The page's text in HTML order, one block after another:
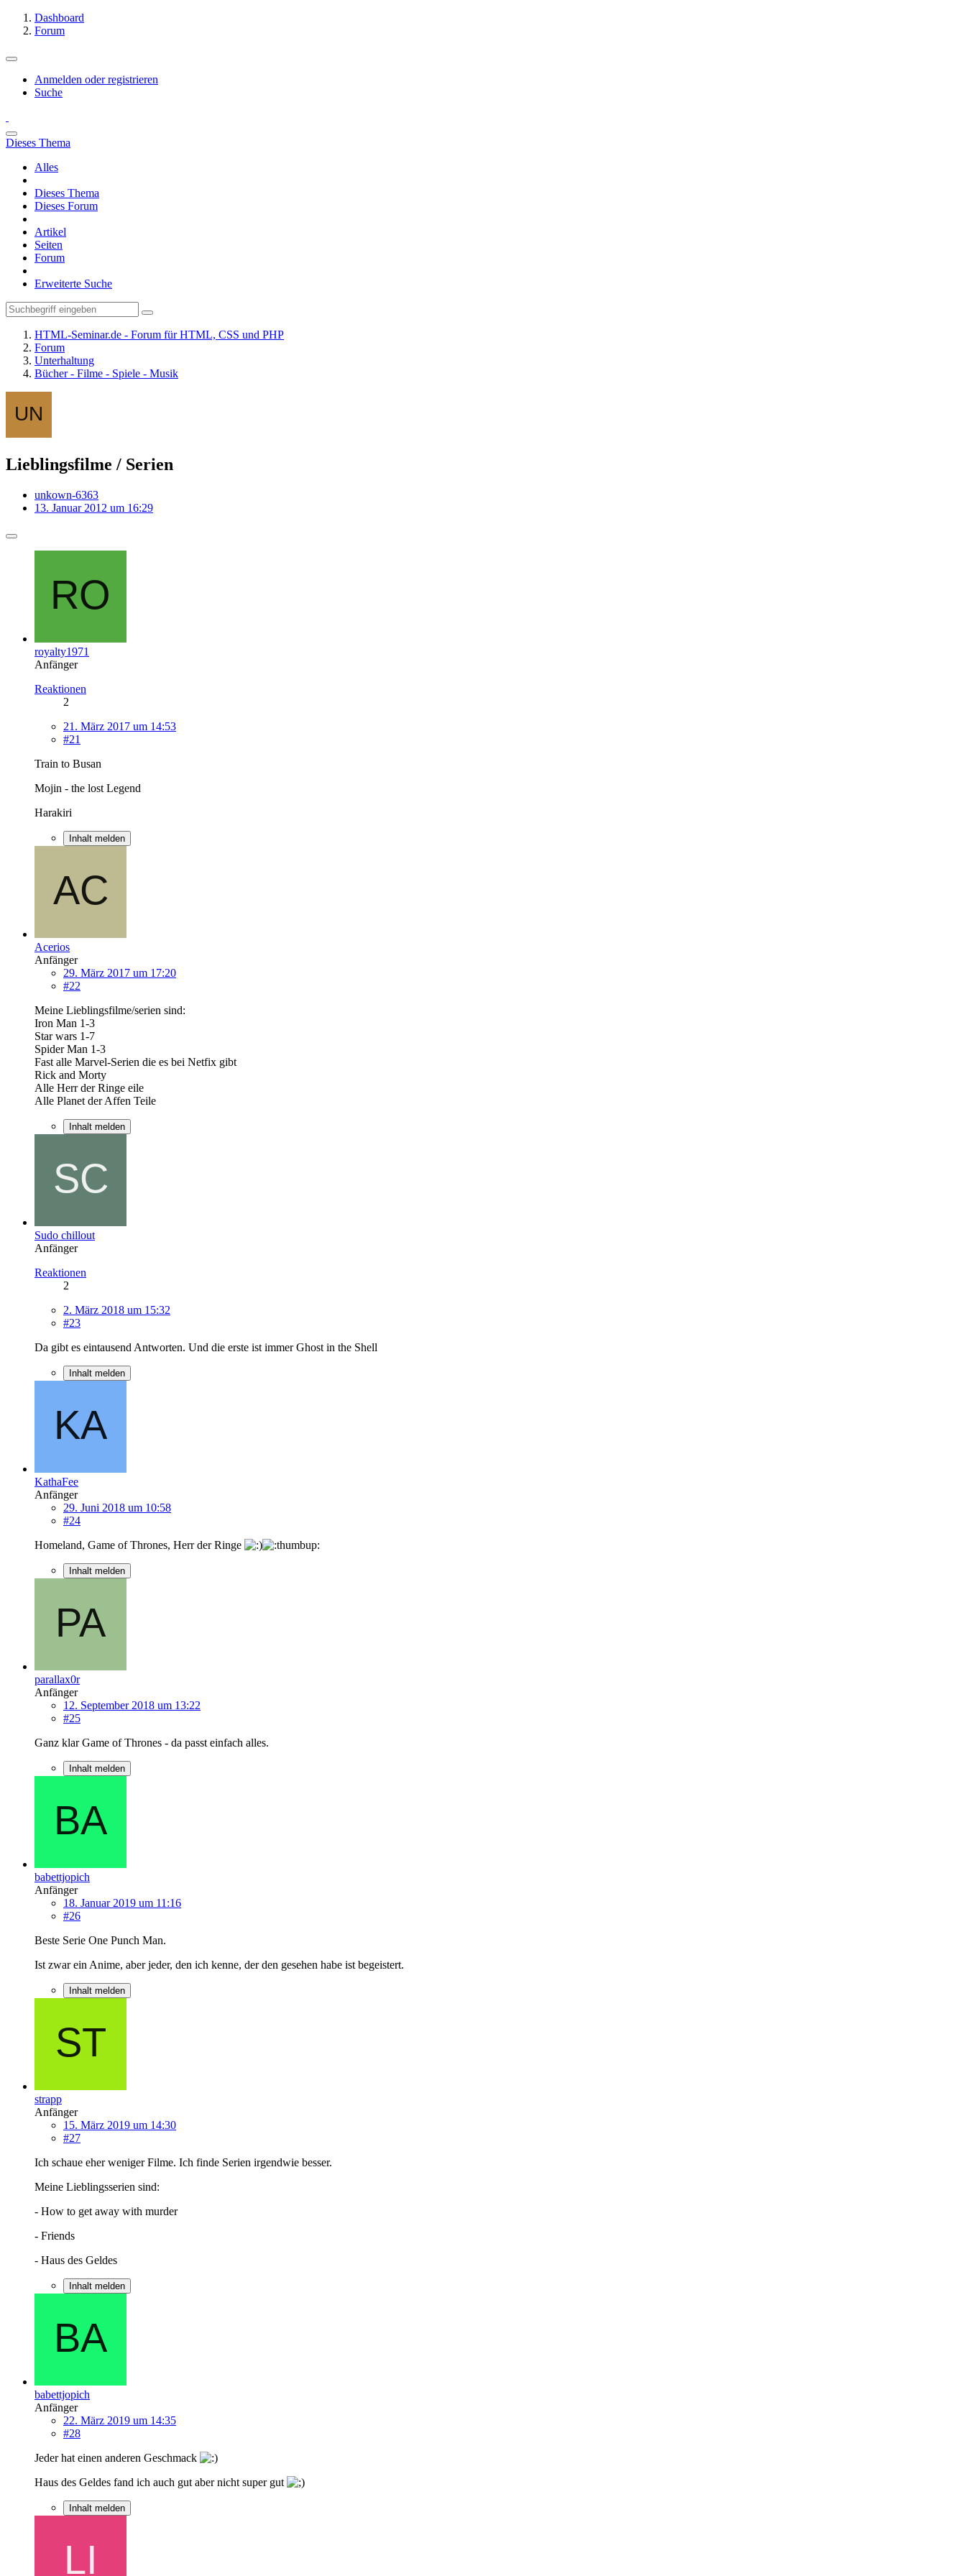
Dashboard
Forum
Anmelden oder registrieren
Suche
Dieses Thema
Alles
Dieses Thema
Dieses Forum
Artikel
Seiten
Forum
Erweiterte Suche
HTML-Seminar.de - Forum für HTML, CSS und PHP
Forum
Unterhaltung
Bücher - Filme - Spiele - Musik
Lieblingsfilme / Serien
unkown-6363
13. Januar 2012 um 16:29
royalty1971
Anfänger
Reaktionen
2
21. März 2017 um 14:53
#21
Train to Busan
Mojin - the lost Legend
Harakiri
Inhalt melden
Acerios
Anfänger
29. März 2017 um 17:20
#22
Meine Lieblingsfilme/serien sind:
Iron Man 1-3
Star wars 1-7
Spider Man 1-3
Fast alle Marvel-Serien die es bei Netfix gibt
Rick and Morty
Alle Herr der Ringe eile
Alle Planet der Affen Teile
Inhalt melden
Sudo chillout
Anfänger
Reaktionen
2
2. März 2018 um 15:32
#23
Da gibt es eintausend Antworten. Und die erste ist immer Ghost in the Shell
Inhalt melden
KathaFee
Anfänger
29. Juni 2018 um 10:58
#24
Homeland, Game of Thrones, Herr der Ringe
Inhalt melden
parallax0r
Anfänger
12. September 2018 um 13:22
#25
Ganz klar Game of Thrones - da passt einfach alles.
Inhalt melden
babettjopich
Anfänger
18. Januar 2019 um 11:16
#26
Beste Serie One Punch Man.
Ist zwar ein Anime, aber jeder, den ich kenne, der den gesehen habe ist begeistert.
Inhalt melden
strapp
Anfänger
15. März 2019 um 14:30
#27
Ich schaue eher weniger Filme. Ich finde Serien irgendwie besser.
Meine Lieblingsserien sind:
- How to get away with murder
- Friends
- Haus des Geldes
Inhalt melden
babettjopich
Anfänger
22. März 2019 um 14:35
#28
Jeder hat einen anderen Geschmack
Haus des Geldes fand ich auch gut aber nicht super gut
Inhalt melden